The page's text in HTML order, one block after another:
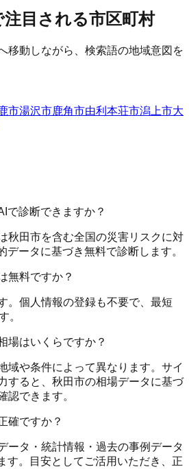
目される市区町村
移動しながら、検索語の地域意図を
市湯沢市鹿角市由利本荘市潟上市大
で診断できますか？
秋田市を含む全国の災害リスクに対
データに基づき無料で診断します。
無料ですか？
。個人情報の登録も不要で、最短
。
場はいくらですか？
域や条件によって異なります。サイ
すると、秋田市の相場データに基づ
認できます。
確ですか？
ータ・統計情報・過去の事例データ
す。目安としてご活用いただき、正